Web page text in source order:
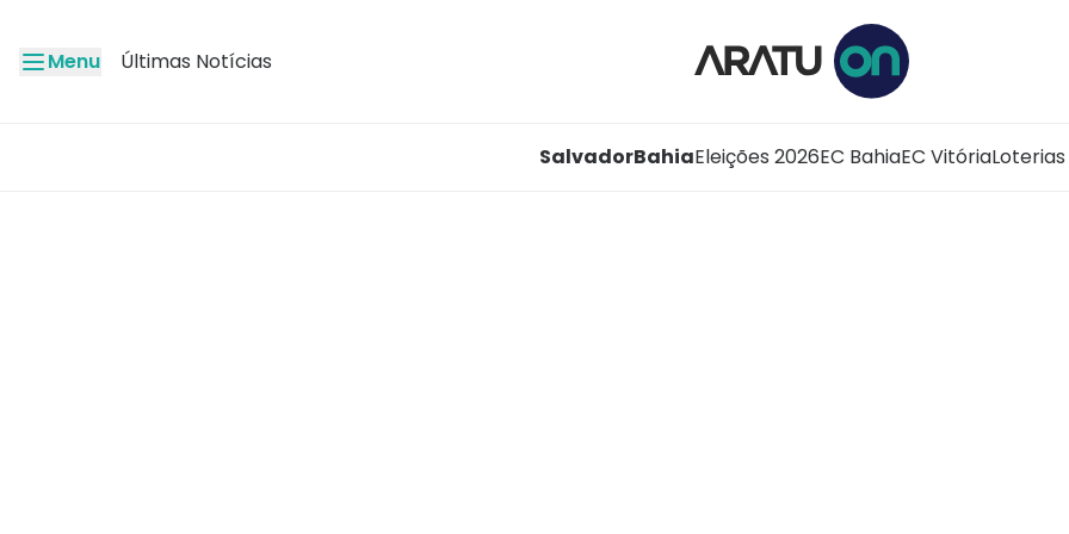
Menu Últimas Notícias
SalvadorBahiaEleições 2026EC BahiaEC VitóriaLoterias